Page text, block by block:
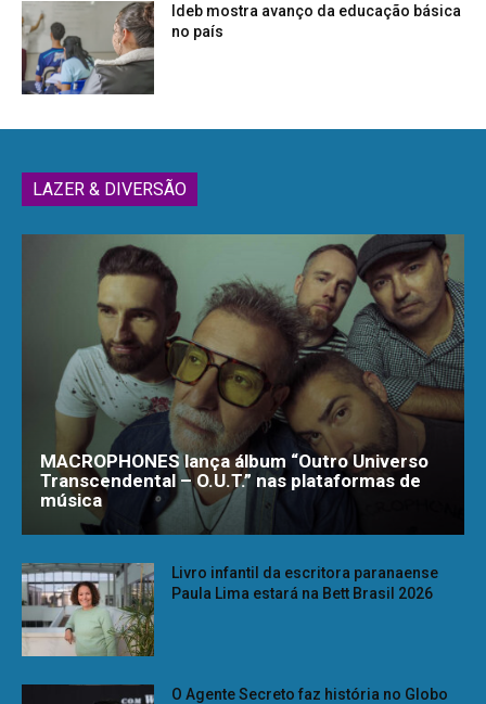
Ideb mostra avanço da educação básica
no país
LAZER & DIVERSÃO
MACROPHONES lança álbum “Outro Universo
Transcendental – O.U.T.” nas plataformas de
música
Livro infantil da escritora paranaense
Paula Lima estará na Bett Brasil 2026
O Agente Secreto faz história no Globo